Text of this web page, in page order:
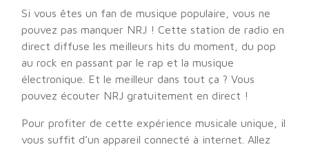
Si vous êtes un fan de musique populaire, vous ne
pouvez pas manquer NRJ ! Cette station de radio en
direct diffuse les meilleurs hits du moment, du pop
au rock en passant par le rap et la musique
électronique. Et le meilleur dans tout ça ? Vous
pouvez écouter NRJ gratuitement en direct !
Pour profiter de cette expérience musicale unique, il
vous suffit d’un appareil connecté à internet. Allez